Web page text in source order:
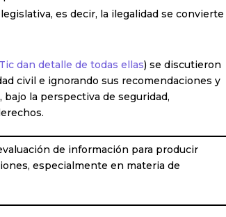
es decir, la ilegalidad se convierte
dan detalle de todas ellas) se discutieron
civil e ignorando sus recomendaciones y
la perspectiva de seguridad,
de información para producir
especialmente en materia de